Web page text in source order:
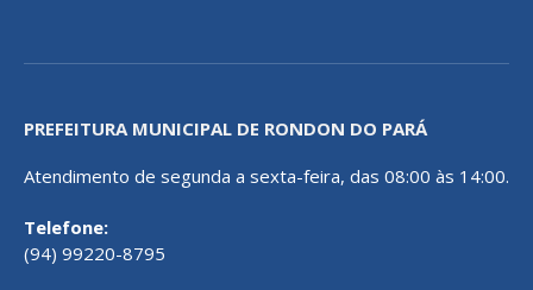
PREFEITURA MUNICIPAL DE RONDON DO PARÁ
Atendimento de segunda a sexta-feira, das 08:00 às 14:00.
Telefone:
(94) 99220-8795